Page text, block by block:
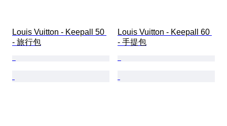
Louis Vuitton - Keepall 50
- 旅行包
Louis Vuitton - Keepall 60
- 手提包